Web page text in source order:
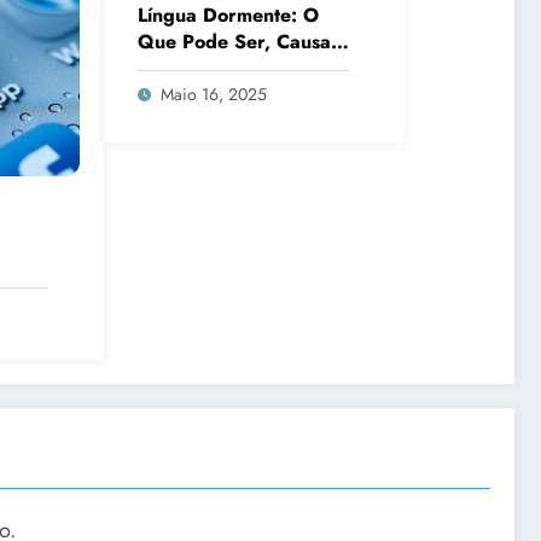
Língua Dormente: O
Que Pode Ser, Causas
e Quando Procurar
Ajuda
Maio 16, 2025